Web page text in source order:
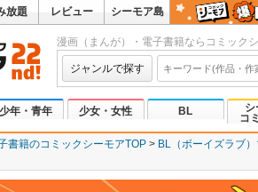
放題 レビュー シーモア島
漫画（まんが）・電子書籍ならコミックシ
ジャンルで探す
少年・青年 少女・女性 BL
シ
コ
書籍のコミックシーモアTOP BL（ボーイズラブ